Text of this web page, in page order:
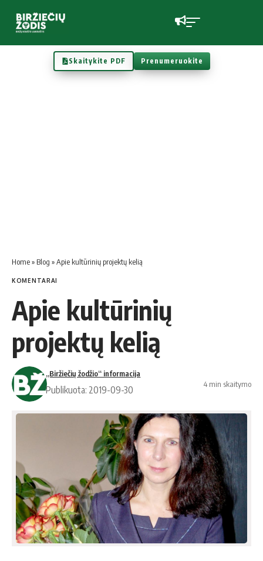
Skaitykite PDF Prenumeruokite
Home» Blog »Apie kultūrinių projektų kelią
KOMENTARAI
Apie kultūrinių
projektų kelią
„Biržiečių žodžio“ informacija
Publikuota: 2019-09-30
4 min skaitymo